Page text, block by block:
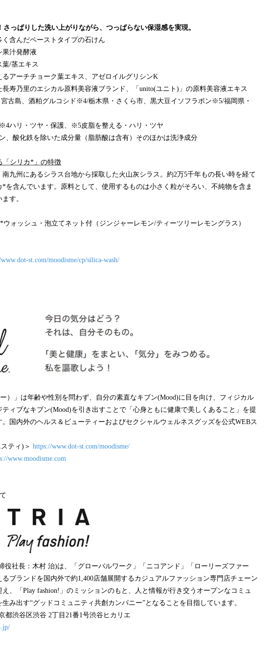
っぱりした洗い上がりながら、つっぱらない保湿感を実現。
く含んだペーストタイプの石けん
果汁発酵液
葉/茎エキス
るアーチチョーク葉エキス、アゼロイルグリシンK
長寿乃里のエシカル原料美容液ブランド、「unito(ユニト)」の原料美容液エキス
古島、酒粕グルコシド※4/栃木県・さくら市、黒大豆イソフラボン※5/福岡県・
ハリ・ツヤ・保護、※5皮脂を整える・ハリ・ツヤ
、酸化鉄を除いた成分量（脂肪酸は含有）そのほかは洗浄成分
「シリカ*」の特徴
九州にあるシラス台地から採取した火山灰シラス。約2万5千年もの長い時を経て
を含んでいます。原料として、使用するものは小さく粒がそろい、不純物を含ま
す。
ォッシュ・泡立てネット付（ジンジャーレモン/ティーツリーレモングラス）
st.com/moodisme/cp/silica-wash/
ー）」は年齢や性別を問わず、自分の素直なキブン(Mood)に目を向け、フィジカル
ィブなキブン(Mood)を引き出すことで「心身ともに健康で美しくあること」を提
国内外のヘルス＆ビューティーおよびセクシャルウェルネスグッズを公式WEBス
ティ)＞ https://www.dot-st.com/moodisme/
www.moodisme.com
役社長：木村 治)は、「グローバルワーク」「ニコアンド」「ローリーズファー
ブランドを国内外で約1,400店舗展開するカジュアルファッション専門店チェーン
え、「Play fashion!」のミッションのもと、人と情報が行き交うオープンなコミュ
み出す“グッドコミュニティ共創カンパニー”となることを目指しています。
都渋谷区渋谷 2丁目21番1号渋谷ヒカリエ